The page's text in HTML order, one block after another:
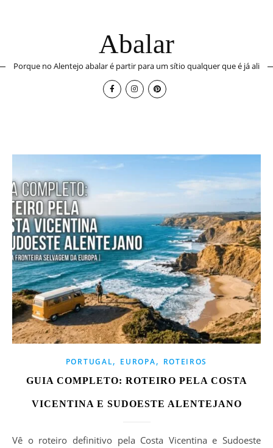
Abalar
Porque no Alentejo abalar é partir para um sítio qualquer que é já ali
PORTUGAL, EUROPA, ROTEIROS
GUIA COMPLETO: ROTEIRO PELA COSTA
VICENTINA E SUDOESTE ALENTEJANO
Vê o roteiro definitivo pela Costa Vicentina e Sudoeste